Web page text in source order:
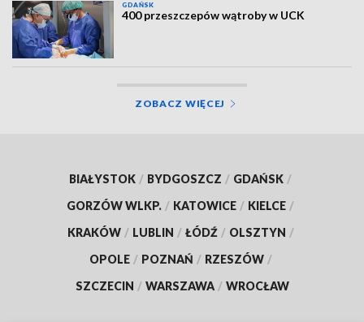
GDAŃSK
400 przeszczepów wątroby w UCK
ZOBACZ WIĘCEJ
BIAŁYSTOK / BYDGOSZCZ / GDAŃSK /
GORZÓW WLKP. / KATOWICE / KIELCE /
KRAKÓW / LUBLIN / ŁÓDŹ / OLSZTYN /
OPOLE / POZNAŃ / RZESZÓW /
SZCZECIN / WARSZAWA / WROCŁAW